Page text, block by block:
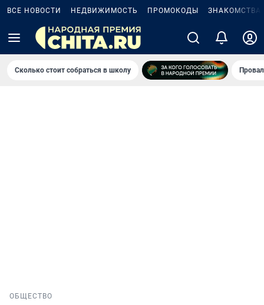
ВСЕ НОВОСТИ НЕДВИЖИМОСТЬ ПРОМОКОДЫ ЗНАКОМСТВА
Сколько стоит собраться в школу
ОБЩЕСТВО